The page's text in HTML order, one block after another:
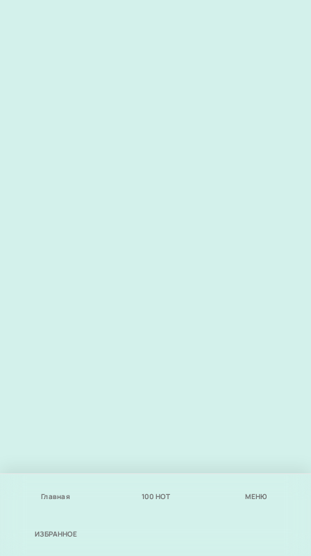
Главная 100 НОТ МЕНЮ
ИЗБРАННОЕ